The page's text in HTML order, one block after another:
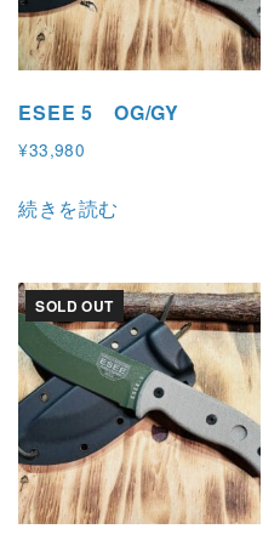
ESEE 5 OG/GY
¥33,980
続きを読む
SOLD OUT